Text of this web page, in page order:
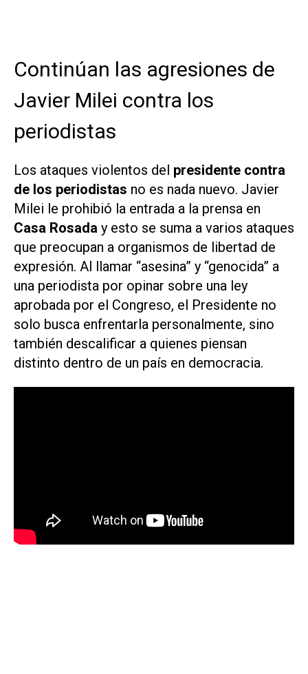
Continúan las agresiones de
Javier Milei contra los
periodistas
Los ataques violentos del presidente contra
de los periodistas no es nada nuevo. Javier
Milei le prohibió la entrada a la prensa en
Casa Rosada y esto se suma a varios ataques
que preocupan a organismos de libertad de
expresión. Al llamar “asesina” y “genocida” a
una periodista por opinar sobre una ley
aprobada por el Congreso, el Presidente no
solo busca enfrentarla personalmente, sino
también descalificar a quienes piensan
distinto dentro de un país en democracia.